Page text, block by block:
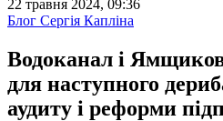
22 травня 2024, 09:36
Блог Сергія Капліна
Водоканал і
для наступного
аудиту і реформи